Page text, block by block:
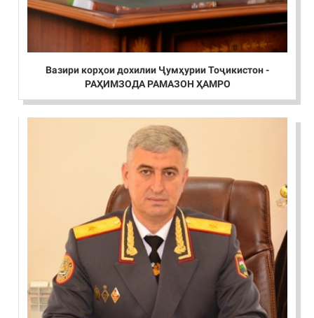
Вазири корҳои дохилии Ҷумҳурии Тоҷикистон -
РАҲИМЗОДА РАМАЗОН ҲАМРО